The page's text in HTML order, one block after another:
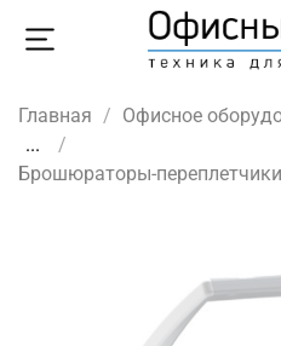
Главная
Офисное
...
Брошюраторы-